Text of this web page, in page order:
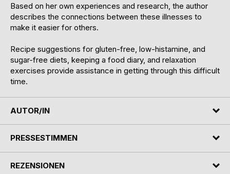
Based on her own experiences and research, the author
describes the connections between these illnesses to
make it easier for others.
Recipe suggestions for gluten-free, low-histamine, and
sugar-free diets, keeping a food diary, and relaxation
exercises provide assistance in getting through this difficult
time.
AUTOR/IN
PRESSESTIMMEN
REZENSIONEN